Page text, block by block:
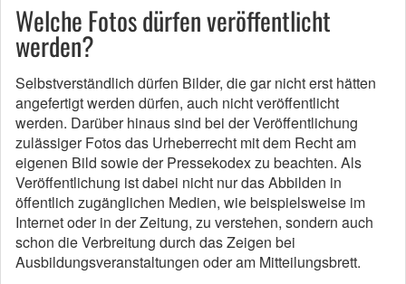
Welche Fotos dürfen veröffentlicht
werden?
Selbstverständlich dürfen Bilder, die gar nicht erst hätten
angefertigt werden dürfen, auch nicht veröffentlicht
werden. Darüber hinaus sind bei der Veröffentlichung
zulässiger Fotos das Urheberrecht mit dem Recht am
eigenen Bild sowie der Pressekodex zu beachten. Als
Veröffentlichung ist dabei nicht nur das Abbilden in
öffentlich zugänglichen Medien, wie beispielsweise im
Internet oder in der Zeitung, zu verstehen, sondern auch
schon die Verbreitung durch das Zeigen bei
Ausbildungsveranstaltungen oder am Mitteilungsbrett.